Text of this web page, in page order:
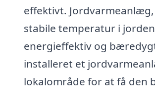
effektivt.
stabile temperatur i
energieffektiv og
installeret et
lokalområde for at få den